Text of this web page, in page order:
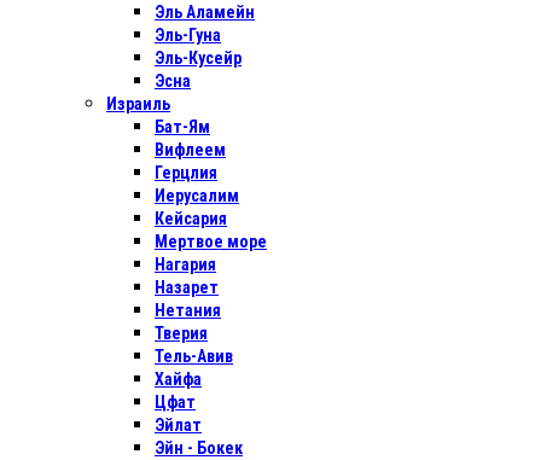
Эль Аламейн
Эль-Гуна
Эль-Кусейр
Эсна
Израиль
Бат-Ям
Вифлеем
Герцлия
Иерусалим
Кейсария
Мертвое море
Нагария
Назарет
Нетания
Тверия
Тель-Авив
Хайфа
Цфат
Эйлат
Эйн - Бокек